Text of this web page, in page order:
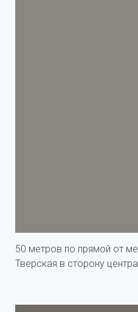
50 метров по прямой от
Тверская в сторону центра.